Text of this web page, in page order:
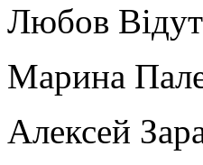
Любов
Марина
Алексей